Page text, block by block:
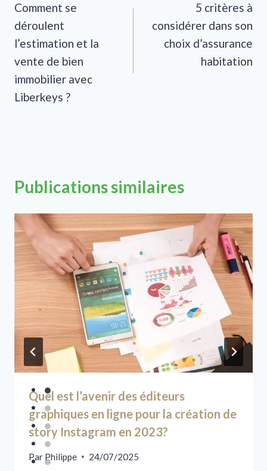
de
l’article
Comment se
déroulent
l’estimation et la
vente de bien
immobilier avec
Liberkeys ?
5 critères à
considérer dans son
choix d’assurance
habitation
Publications similaires
Quel est l’avenir des éditeurs
graphiques en ligne pour la création de
story Instagram en 2023?
Par Philippe 24/07/2025